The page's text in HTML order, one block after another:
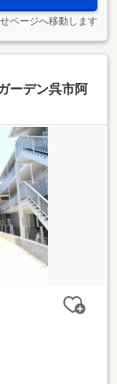
ページへ移動します
ーデン呉市阿